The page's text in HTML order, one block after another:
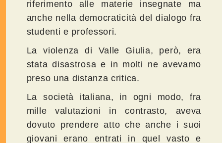
riferimento alle materie insegnate ma
anche nella democraticità del dialogo fra
studenti e professori.
La violenza di Valle Giulia, però, era
stata disastrosa e in molti ne avevamo
preso una distanza critica.
La società italiana, in ogni modo, fra
mille valutazioni in contrasto, aveva
dovuto prendere atto che anche i suoi
giovani erano entrati in quel vasto e